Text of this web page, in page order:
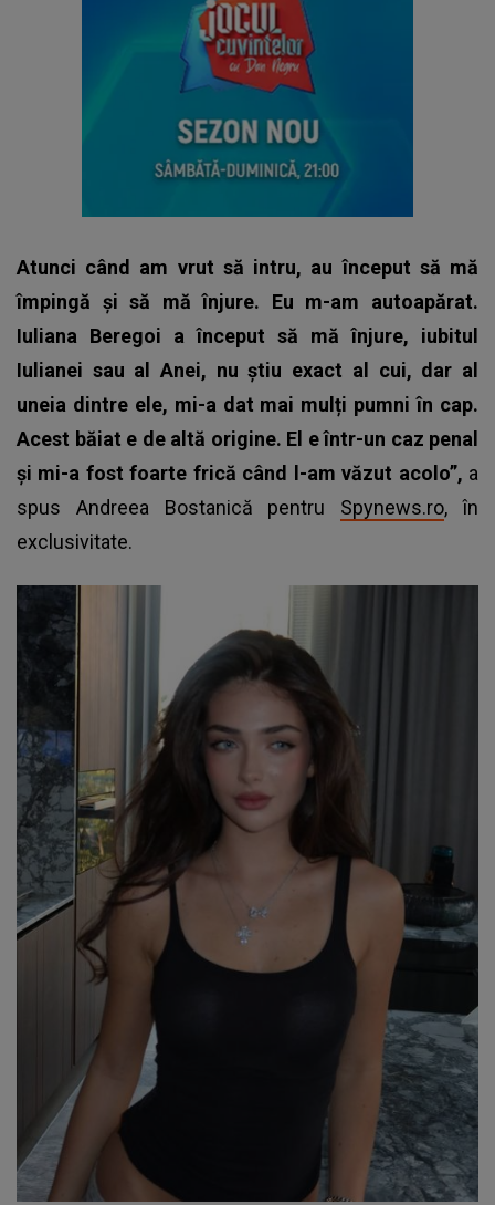
Atunci când am vrut să intru, au început să mă
împingă și să mă înjure. Eu m-am autoapărat.
Iuliana Beregoi a început să mă înjure, iubitul
Iulianei sau al Anei, nu știu exact al cui, dar al
uneia dintre ele, mi-a dat mai mulți pumni în cap.
Acest băiat e de altă origine. El e într-un caz penal
și mi-a fost foarte frică când l-am văzut acolo”, a
spus Andreea Bostanică pentru Spynews.ro, în
exclusivitate.